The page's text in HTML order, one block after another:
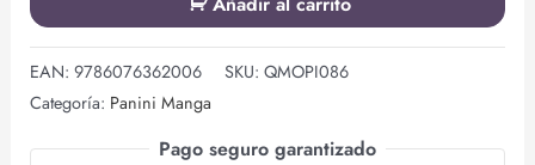
EAN: 9786076362006 SKU: QMOPI086
Categoría: Panini Manga
Pago seguro garantizado